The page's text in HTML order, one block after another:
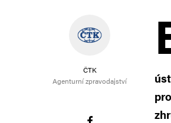
ČTK
Agenturní zpravodajství